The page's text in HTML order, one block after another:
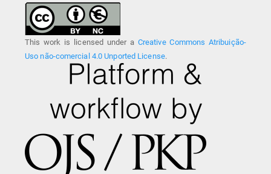
This work is licensed under a Creative Commons Atribuição-
Uso não-comercial 4.0 Unported License.